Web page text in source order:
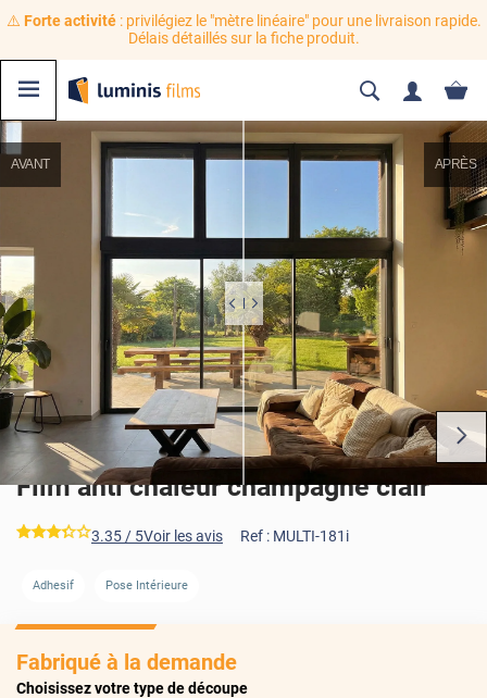
⚠️ Forte activité: privilégiez le "mètre linéaire" pour une livraison rapide.
Délais détaillés sur la fiche produit.
AVANT APRÈS
Film anti chaleur champagne clair
*****3.35 / 5Voir les avis Ref : MULTI-181i
Adhesif Pose Intérieure
Fabriqué à la demande
Choisissez votre type de découpe